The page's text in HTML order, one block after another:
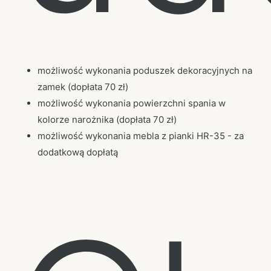
możliwość wykonania poduszek dekoracyjnych na
zamek (dopłata 70 zł)
możliwość wykonania powierzchni spania w
kolorze narożnika (dopłata 70 zł)
możliwość wykonania mebla z pianki HR-35 - za
dodatkową dopłatą